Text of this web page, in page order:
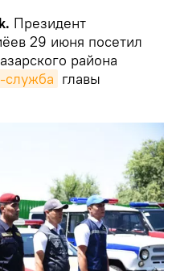
Президент
29 июня посетил
района
служба главы